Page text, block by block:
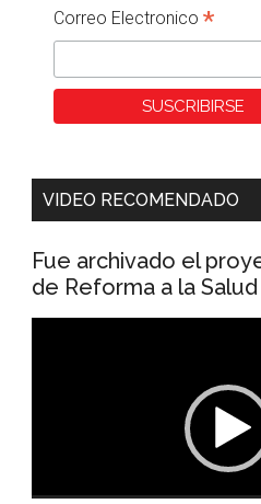
Correo Electronico *
VIDEO RECOMENDADO
Fue archivado el
de Reforma a la Salud